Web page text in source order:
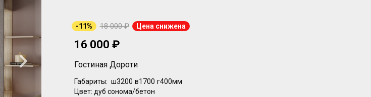
-11% 18 000 ₽ Цена снижена
16 000 ₽
Гостиная Дороти
Габариты: ш3200 в1700 г400мм
Цвет: дуб сонома/бетон